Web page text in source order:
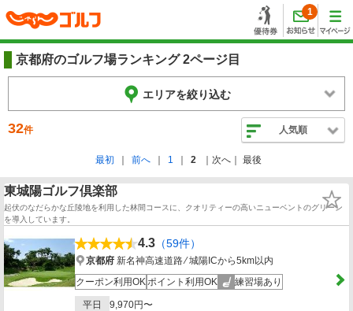
1
京都府のゴルフ場ランキング 2ページ目
エリアを絞り込む
32件 人気順
最初 前へ 1 2 次へ 最後
東城陽ゴルフ倶楽部
起伏のなだらかな丘陵地を利用した林間コースに、クオリティーの高いニューベントのグリーン
を導入しています。
4.3 （59件）
京都府 新名神高速道路 ⁄ 城陽ICから5km以内
クーポン利用OKポイント利用OK 練習場あり
平日
9,970円〜